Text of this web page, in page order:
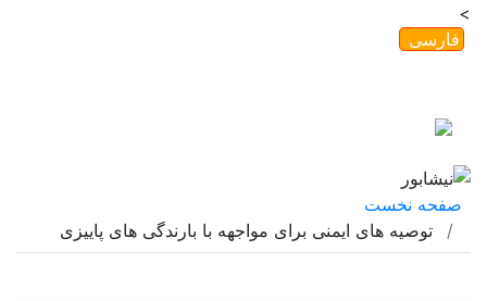
>
فارسی
امروز
صفحه نخست
توصیه های ایمنی برای مواجهه با بارندگی های پاییزی